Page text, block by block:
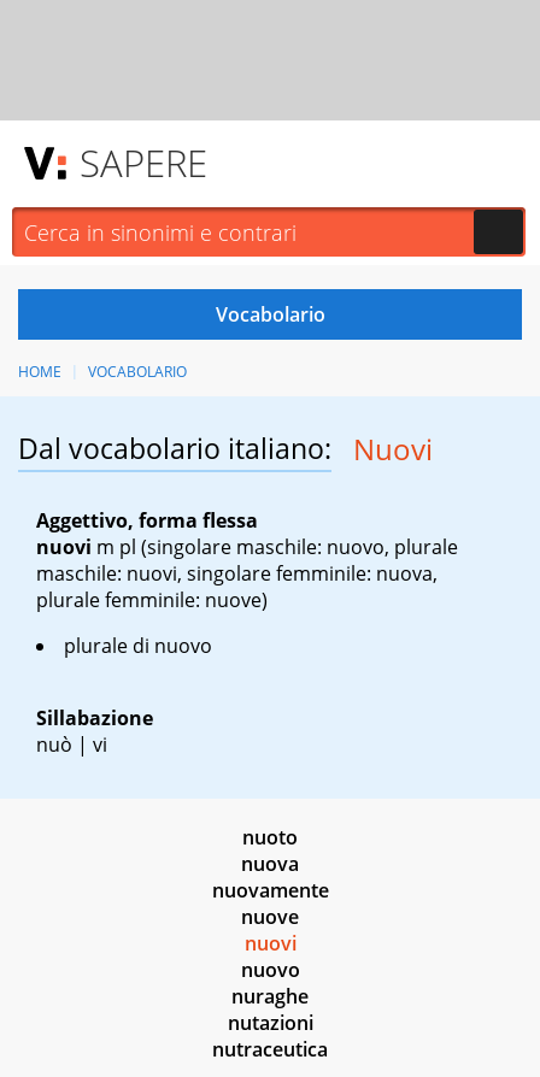
SAPERE
HOME VOCABOLARIO
Dal vocabolario italiano: Nuovi
Aggettivo, forma flessa
nuovi m pl (singolare maschile: nuovo, plurale
maschile: nuovi, singolare femminile: nuova,
plurale femminile: nuove)
plurale di nuovo
Sillabazione
nuò | vi
nuoto
nuova
nuovamente
nuove
nuovi
nuovo
nuraghe
nutazioni
nutraceutica